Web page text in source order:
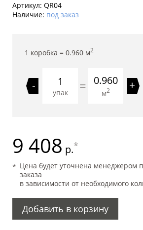
Артикул: QR04
Наличие: под заказ
1 коробка = 0.960 м2
-
упак = 0.960
м2 +
9 408 р.*
Цена будет уточнена менеджером
заказа
в зависимости от необходимого
Добавить в корзину